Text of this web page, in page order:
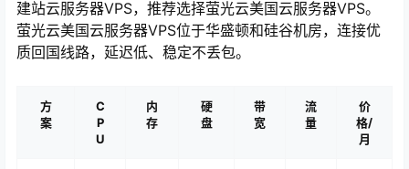
建站云服务器VPS，推荐选择萤光云美国云服务器VPS。
萤光云美国云服务器VPS位于华盛顿和硅谷机房，连接优
质回国线路，延迟低、稳定不丢包。
方
案
C
P
U
内
存
硬
盘
带
宽
流
量
价
格/
月